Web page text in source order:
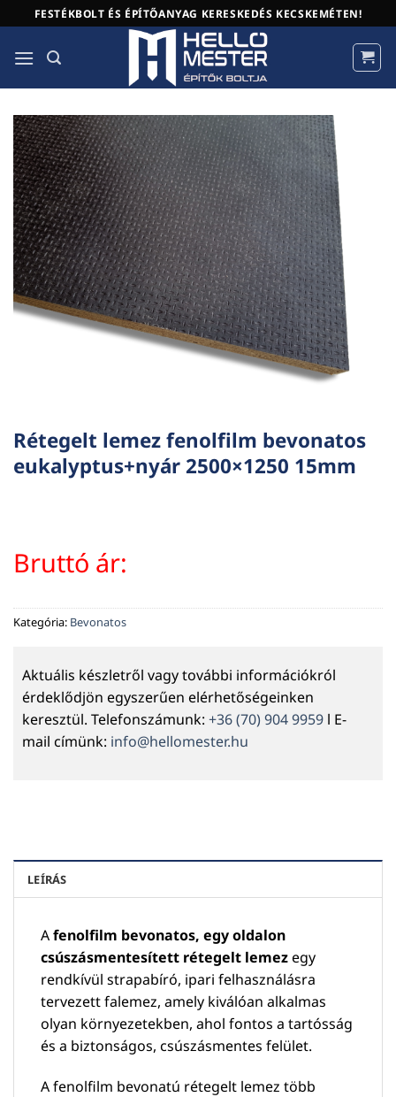
to
content
FESTÉKBOLT ÉS ÉPÍTŐANYAG KERESKEDÉS KECSKEMÉTEN!
Rétegelt lemez fenolfilm bevonatos
eukalyptus+nyár 2500×1250 15mm
Bruttó ár:
Kategória: Bevonatos
Aktuális készletről vagy további információkról
érdeklődjön egyszerűen elérhetőségeinken
keresztül. Telefonszámunk: +36 (70) 904 9959 l E-
mail címünk: info@hellomester.hu
LEÍRÁS
Afenolfilm bevonatos, egy oldalon
csúszásmentesített rétegelt lemezegy
rendkívül strapabíró, ipari felhasználásra
tervezett falemez, amely kiválóan alkalmas
olyan környezetekben, ahol fontos a tartósság
és a biztonságos, csúszásmentes felület.
A fenolfilm bevonatú rétegelt lemez több